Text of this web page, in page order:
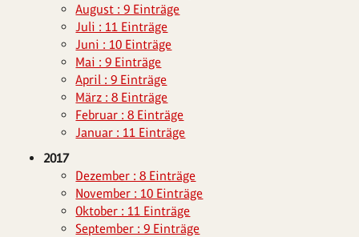
August : 9 Einträge
Juli : 11 Einträge
Juni : 10 Einträge
Mai : 9 Einträge
April : 9 Einträge
März : 8 Einträge
Februar : 8 Einträge
Januar : 11 Einträge
2017
Dezember : 8 Einträge
November : 10 Einträge
Oktober : 11 Einträge
September : 9 Einträge